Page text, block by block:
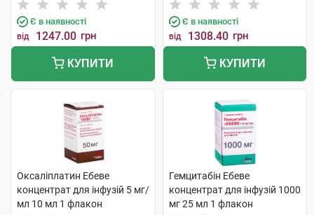
Є в наявності
від 1247.00 грн
КУПИТИ
Є в наявності
від 1308.40 грн
КУПИТИ
Оксаліплатин Ебеве
концентрат для інфузій 5 мг/
мл 10 мл 1 флакон
Гемцитабін Ебеве
концентрат для інфузій 1000
мг 25 мл 1 флакон